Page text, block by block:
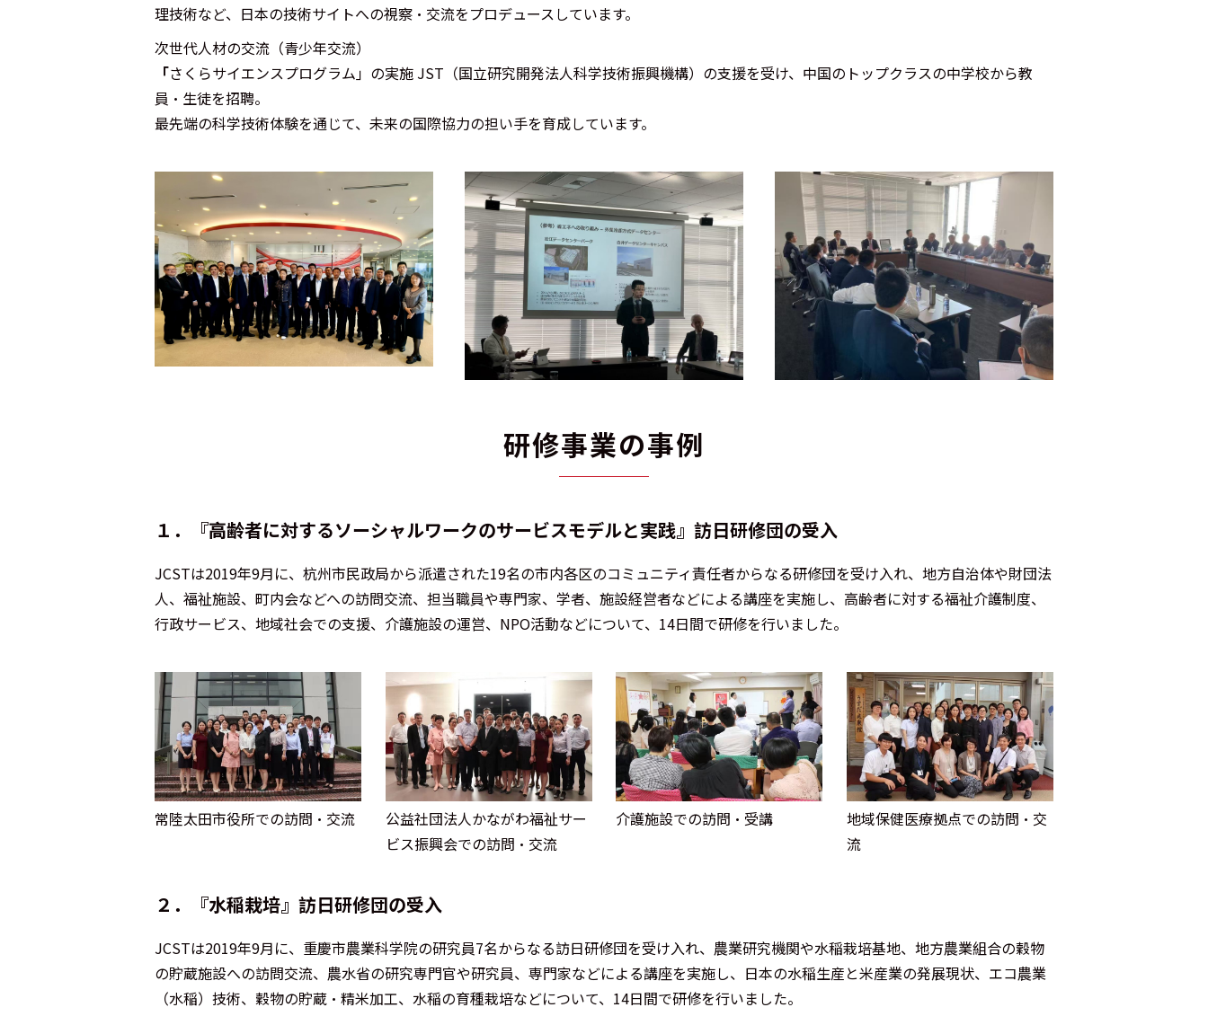
理技術など、日本の技術サイトへの視察・交流をプロデュースしています。
次世代人材の交流（青少年交流）
「さくらサイエンスプログラム」の実施 JST（国立研究開発法人科学技術振興機構）の支援を受け、中国のトップクラスの中学校から教
員・生徒を招聘。
最先端の科学技術体験を通じて、未来の国際協力の担い手を育成しています。
研修事業の事例
１．『高齢者に対するソーシャルワークのサービスモデルと実践』訪日研修団の受入
JCSTは2019年9月に、杭州市民政局から派遣された19名の市内各区のコミュニティ責任者からなる研修団を受け入れ、地方自治体や財団法
人、福祉施設、町内会などへの訪問交流、担当職員や専門家、学者、施設経営者などによる講座を実施し、高齢者に対する福祉介護制度、
行政サービス、地域社会での支援、介護施設の運営、NPO活動などについて、14日間で研修を行いました。
常陸太田市役所での訪問・交流
公益社団法人かながわ福祉サー
ビス振興会での訪問・交流
介護施設での訪問・受講
地域保健医療拠点での訪問・交
流
２．『水稲栽培』訪日研修団の受入
JCSTは2019年9月に、重慶市農業科学院の研究員7名からなる訪日研修団を受け入れ、農業研究機関や水稲栽培基地、地方農業組合の穀物
の貯蔵施設への訪問交流、農水省の研究専門官や研究員、専門家などによる講座を実施し、日本の水稲生産と米産業の発展現状、エコ農業
（水稲）技術、穀物の貯蔵・精米加工、水稲の育種栽培などについて、14日間で研修を行いました。